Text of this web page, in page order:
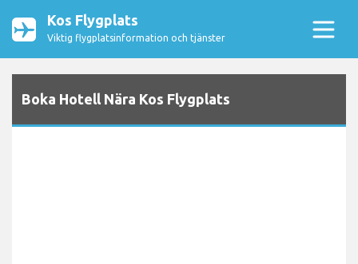
Kos Flygplats
Viktig flygplatsinformation och tjänster
Boka Hotell Nära Kos Flygplats